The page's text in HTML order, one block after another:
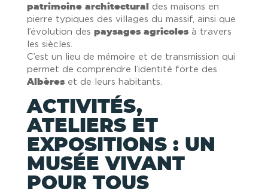
patrimoine architectural
des maisons en
pierre typiques des villages du massif, ainsi que
l’évolution des paysages agricolesà travers
les siècles.
C’est un lieu de mémoire et de transmission qui
permet de comprendre l’identité forte des
Albèreset de leurs habitants.
ACTIVITÉS,
ATELIERS ET
EXPOSITIONS : UN
MUSÉE VIVANT
POUR TOUS